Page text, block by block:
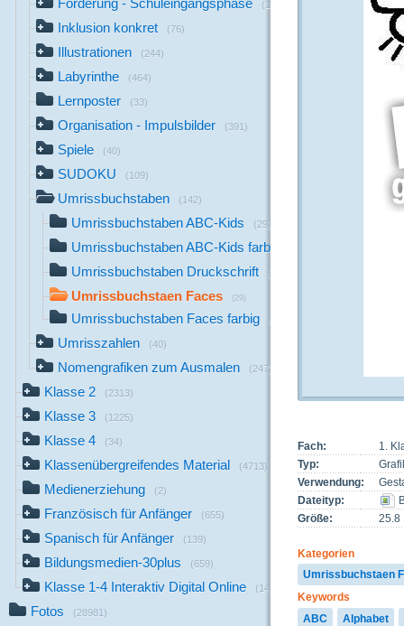
Förderung - Schuleingangsphase (1142)
Inklusion konkret (76)
Illustrationen (244)
Labyrinthe (464)
Lernposter (33)
Organisation - Impulsbilder (391)
Spiele (40)
SUDOKU (109)
Umrissbuchstaben (142)
Umrissbuchstaben ABC-Kids (29)
Umrissbuchstaben ABC-Kids farbig
Umrissbuchstaben Druckschrift (26)
Umrissbuchstaen Faces (29)
Umrissbuchstaben Faces farbig
Umrisszahlen (40)
Nomengrafiken zum Ausmalen (247)
Klasse 2 (2313)
Klasse 3 (1225)
Klasse 4 (34)
Klassenübergreifendes Material (4713)
Medienerziehung (2)
Französisch für Anfänger (655)
Spanisch für Anfänger (139)
Bildungsmedien-30plus (659)
Klasse 1-4 Interaktiv Digital Online (14)
Fotos (28981)
Fach:
1.
Typ:
Verwendung:
Dateityp:
Größe:
25.8
Kategorien
Umrissbuchstaen
Keywords
ABC
Alphabet